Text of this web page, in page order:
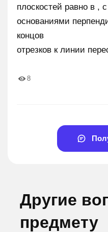
плоскостей равно в ,
основаниями
концов
отрезков к линии
8
Другие
предмету